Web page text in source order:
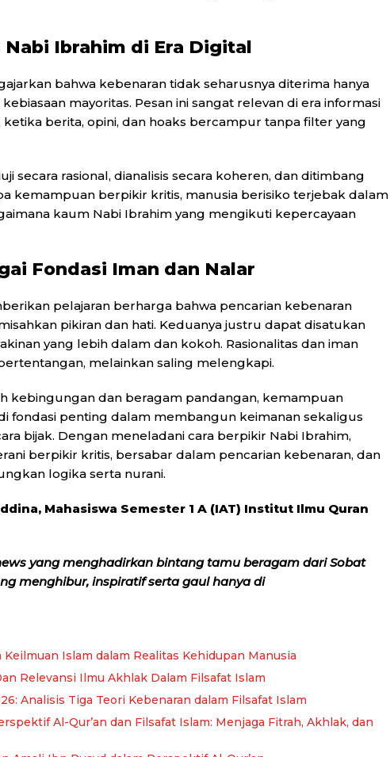
Nabi Ibrahim di Era Digital
bahwa kebenaran tidak seharusnya diterima hanya
mayoritas. Pesan ini sangat relevan di era informasi
ketika berita, opini, dan hoaks bercampur tanpa filter yang
secara rasional, dianalisis secara koheren, dan ditimbang
kemampuan berpikir kritis, manusia berisiko terjebak dalam
kaum Nabi Ibrahim yang mengikuti kepercayaan
Fondasi Iman dan Nalar
pelajaran berharga bahwa pencarian kebenaran
pikiran dan hati. Keduanya justru dapat disatukan
yang lebih dalam dan kokoh. Rasionalitas dan iman
melainkan saling melengkapi.
kebingungan dan beragam pandangan, kemampuan
fondasi penting dalam membangun keimanan sekaligus
bijak. Dengan meneladani cara berpikir Nabi Ibrahim,
berpikir kritis, bersabar dalam pencarian kebenaran, dan
logika serta nurani.
Mahasiswa Semester 1 A (IAT) Institut Ilmu Quran
yang menghadirkan bintang tamu beragam dari Sobat
menghibur, inspiratif serta gaul hanya di
Islam dalam Realitas Kehidupan Manusia
Relevansi Ilmu Akhlak Dalam Filsafat Islam
Analisis Tiga Teori Kebenaran dalam Filsafat Islam
Al-Qur’an dan Filsafat Islam: Menjaga Fitrah, Akhlak, dan